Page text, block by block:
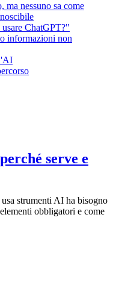
ma nessuno sa come
ChatGPT?"
informazioni non
serve e
strumenti AI ha bisogno
obbligatori e come